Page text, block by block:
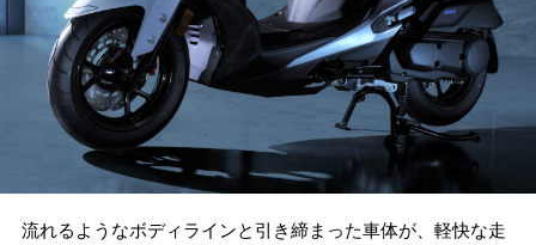
流れるようなボディラインと引き締まった車体が、軽快な走